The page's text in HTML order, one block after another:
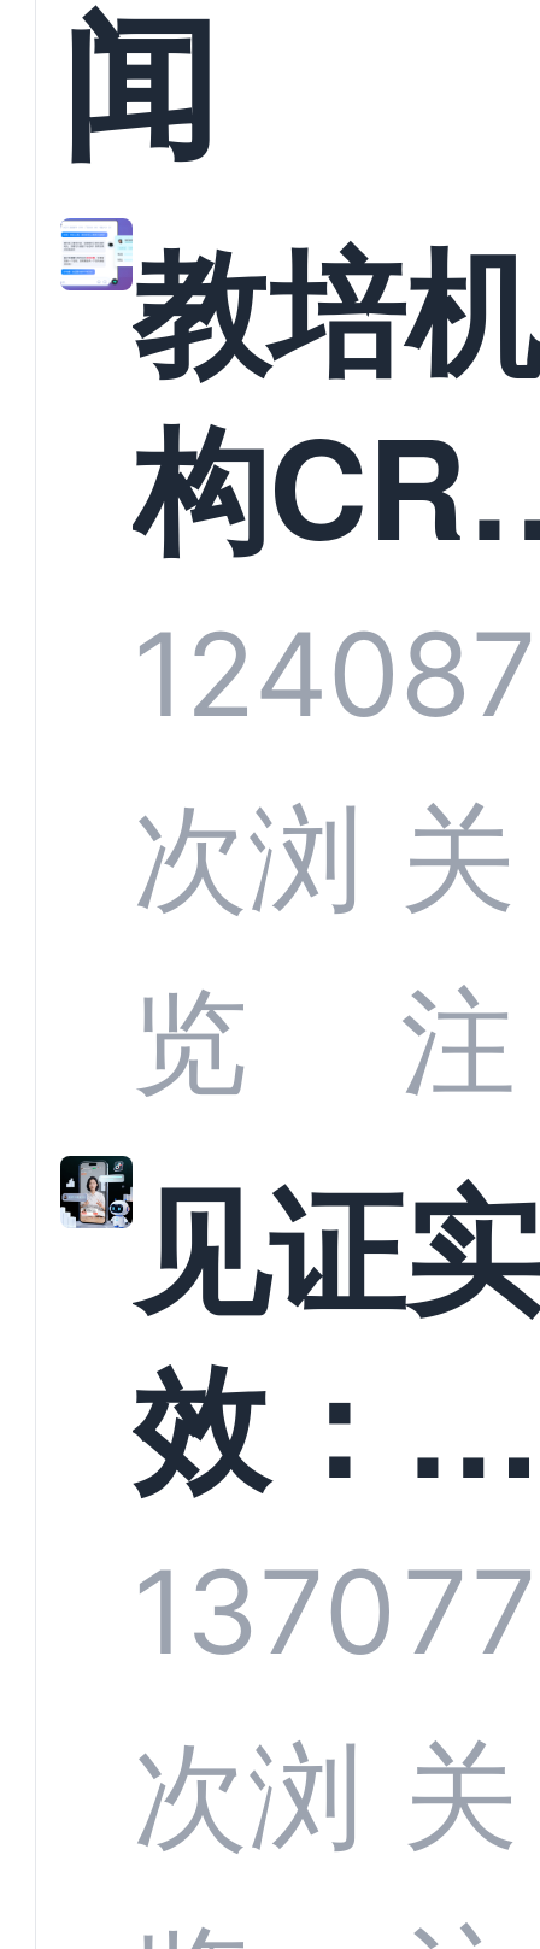
闻
教培机
构
系统头
部供应
商深度
解析：
螳螂科
技何以
定义行
业标
1240
次浏
览
关
注
见证实
效：螳
螂科技
CRM
1370
次浏 关